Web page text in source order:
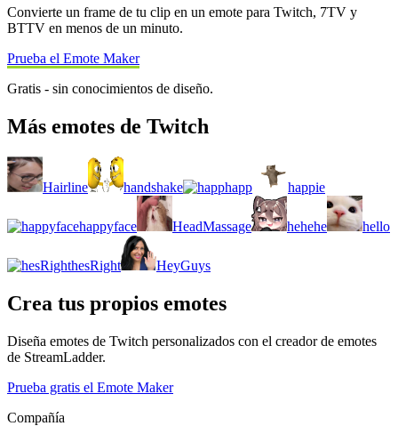
Convierte un frame de tu clip en un emote para Twitch, 7TV y
BTTV en menos de un minuto.
Prueba el Emote Maker
Gratis - sin conocimientos de diseño.
Más emotes de Twitch
Hairline handshake happ happie
happyface HeadMassage hehehe hello
hesRight HeyGuys
Crea tus propios emotes
Diseña emotes de Twitch personalizados con el creador de emotes
de StreamLadder.
Prueba gratis el Emote Maker
Compañía